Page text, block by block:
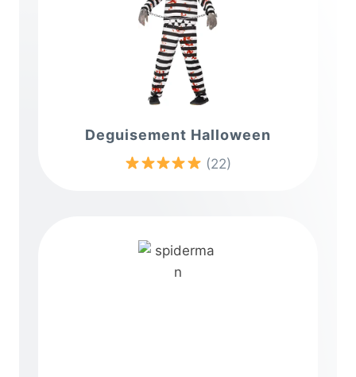
Deguisement Halloween
(22)